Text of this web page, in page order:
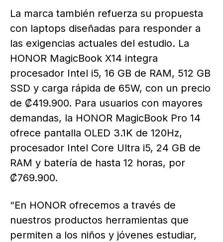
La marca también refuerza su propuesta
con laptops diseñadas para responder a
las exigencias actuales del estudio. La
HONOR MagicBook X14 integra
procesador Intel i5, 16 GB de RAM, 512 GB
SSD y carga rápida de 65W, con un precio
de ₡419.900. Para usuarios con mayores
demandas, la HONOR MagicBook Pro 14
ofrece pantalla OLED 3.1K de 120Hz,
procesador Intel Core Ultra i5, 24 GB de
RAM y batería de hasta 12 horas, por
₡769.900.
“En HONOR ofrecemos a través de
nuestros productos herramientas que
permiten a los niños y jóvenes estudiar,